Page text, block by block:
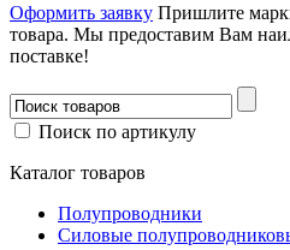
Оформить заявку Пришлите
товара. Мы предоставим Вам
поставке!
Поиск по артикулу
Каталог товаров
Полупроводники
Силовые